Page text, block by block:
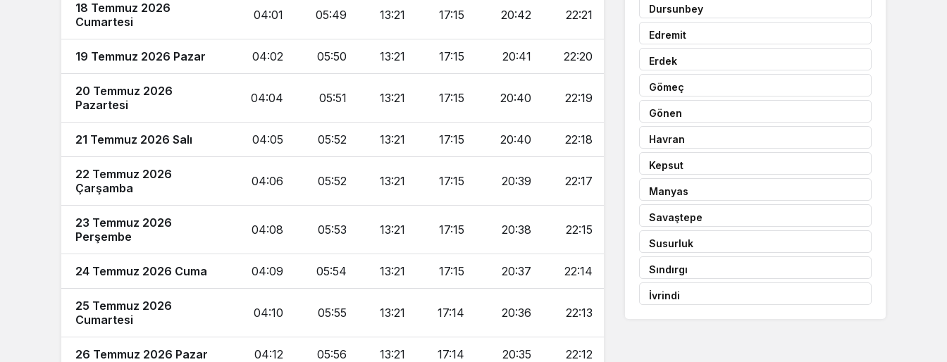
18 Temmuz 2026
Cumartesi
04:01 05:49 13:21 17:15 20:42 22:21
19 Temmuz 2026 Pazar 04:02 05:50 13:21 17:15 20:41 22:20
20 Temmuz 2026
Pazartesi
04:04 05:51 13:21 17:15 20:40 22:19
21 Temmuz 2026 Salı 04:05 05:52 13:21 17:15 20:40 22:18
22 Temmuz 2026
Çarşamba
04:06 05:52 13:21 17:15 20:39 22:17
23 Temmuz 2026
Perşembe
04:08 05:53 13:21 17:15 20:38 22:15
24 Temmuz 2026 Cuma 04:09 05:54 13:21 17:15 20:37 22:14
25 Temmuz 2026
Cumartesi
04:10 05:55 13:21 17:14 20:36 22:13
26 Temmuz 2026 Pazar 04:12 05:56 13:21 17:14 20:35 22:12
Dursunbey
Edremit
Erdek
Gömeç
Gönen
Havran
Kepsut
Manyas
Savaştepe
Susurluk
Sındırgı
İvrindi